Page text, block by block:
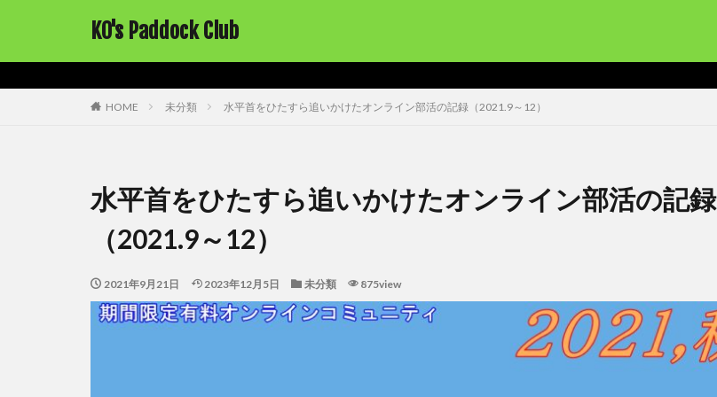
KO's Paddock Club
HOME 未分類 水平首をひたすら追いかけたオンライン部活の記録（2021.9～12）
水平首をひたすら追いかけたオンライン部活の記録
（2021.9～12）
2021年9月21日 2023年12月5日 未分類 875view